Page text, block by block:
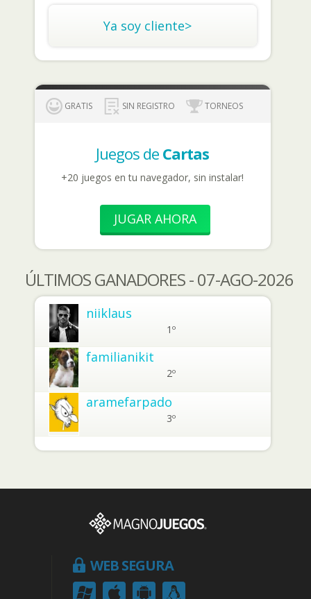
Ya soy cliente>
GRATIS SIN REGISTRO TORNEOS
Juegos de Cartas
+20 juegos en tu navegador, sin instalar!
JUGAR AHORA
ÚLTIMOS GANADORES - 07-AGO-2026
niiklaus
1º
familianikit
2º
aramefarpado
3º
WEB SEGURA